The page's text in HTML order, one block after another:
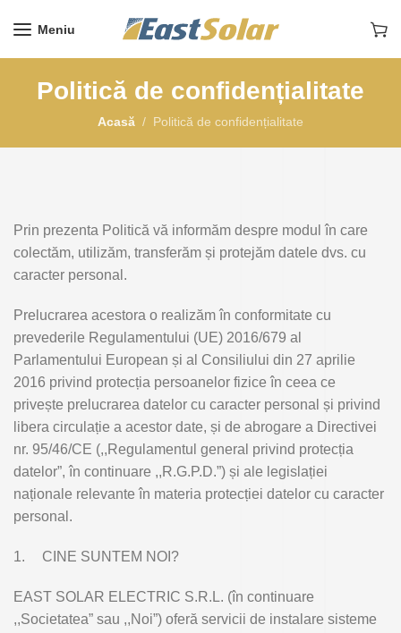
Meniu
Politică de confidențialitate
Acasă Politică de confidențialitate
Prin prezenta Politică vă informăm despre modul în care
colectăm, utilizăm, transferăm și protejăm datele dvs. cu
caracter personal.
Prelucrarea acestora o realizăm în conformitate cu
prevederile Regulamentului (UE) 2016/679 al
Parlamentului European și al Consiliului din 27 aprilie
2016 privind protecția persoanelor fizice în ceea ce
privește prelucrarea datelor cu caracter personal și privind
libera circulație a acestor date, și de abrogare a Directivei
nr. 95/46/CE (,,Regulamentul general privind protecția
datelor”, în continuare ,,R.G.P.D.”) și ale legislației
naționale relevante în materia protecției datelor cu caracter
personal.
1. CINE SUNTEM NOI?
EAST SOLAR ELECTRIC S.R.L. (în continuare
,,Societatea” sau ,,Noi”) oferă servicii de instalare sisteme